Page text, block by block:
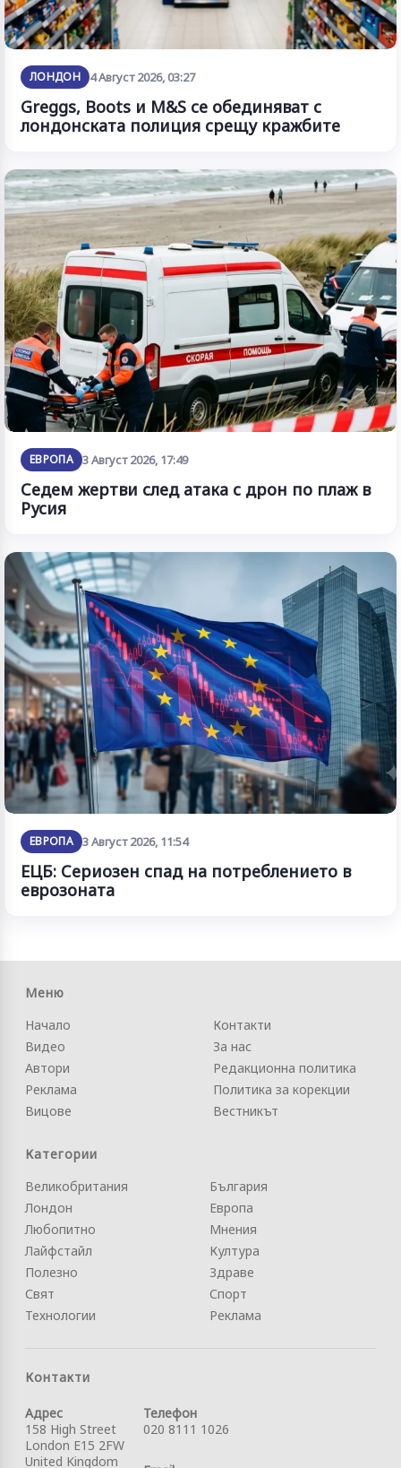
ЛОНДОН 4 Август 2026, 03:27
Greggs, Boots и M&S се обединяват с
лондонската полиция срещу кражбите
ЕВРОПА 3 Август 2026, 17:49
Седем жертви след атака с дрон по плаж в
Русия
ЕВРОПА 3 Август 2026, 11:54
ЕЦБ: Сериозен спад на потреблението в
еврозоната
Меню
Начало
Видео
Автори
Реклама
Вицове
Контакти
За нас
Редакционна политика
Политика за корекции
Вестникът
Категории
Великобритания
Лондон
Любопитно
Лайфстайл
Полезно
Свят
Технологии
България
Европа
Мнения
Култура
Здраве
Спорт
Реклама
Контакти
Адрес
158 High Street
London E15 2FW
United Kingdom
Телефон
020 8111 1026